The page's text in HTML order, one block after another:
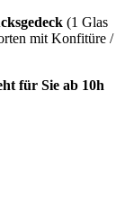
(1 Glas
mit Konfitüre /
für Sie ab 10h